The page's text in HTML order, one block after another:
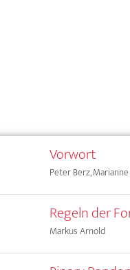
Vorwort
Peter Berz, Marianne
Regeln der
Markus Arnold